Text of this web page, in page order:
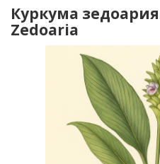
Куркума
Zedoaria